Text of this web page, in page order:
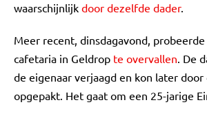
waarschijnlijk door dezelfde dader.
Meer recent, dinsdagavond,
cafetaria in Geldrop te overvallen. De
de eigenaar verjaagd en kon later
opgepakt. Het gaat om een 25-jarige